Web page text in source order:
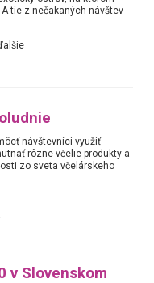
tie z nečakaných návštev
návštevníci využiť
rôzne včelie produkty a
zo sveta včelárskeho
v Slovenskom